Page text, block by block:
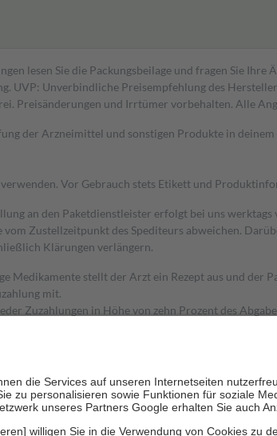
lesen Sie die Packungsbeilage und fragen Sie
UVP: Unverbindliche Preisempfehlung des
Preisänderungen und Irrtümer vorbehalten. Alle
der Arzneimittel und sonstigen Produkte in
Vor Gebrauch stets Etikett und
an den Paketdienstleister erfolgt bei uns
Zustellzeitpunkt des Spediteurs abweichen.
Klärungen verlängern.
Medikamente stellt der Arzt ein Rezept aus und der
mit.
Zuzahlungen in Höhe von zehn Prozent des
auch für Online-Apotheken.
für ihre eigene Gesundheit zu stärken und
bis zum vollendeten 18. Lebensjahr mit Ausnahme der
und Früherkennung, die von der GKV getragen